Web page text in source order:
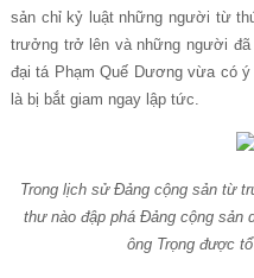
sản chỉ kỷ luật những người từ
trưởng trở lên và những người
đại tá Phạm Quế Dương vừa có ý
là bị bắt giam ngay lập tức.
Trong lịch sử Đảng cộng sản từ
thư nào đập phá Đảng cộng sản
ông Trọng được